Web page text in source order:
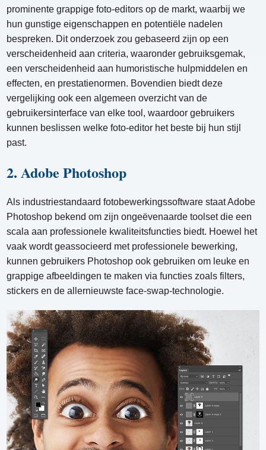
prominente grappige foto-editors op de markt, waarbij we
hun gunstige eigenschappen en potentiële nadelen
bespreken. Dit onderzoek zou gebaseerd zijn op een
verscheidenheid aan criteria, waaronder gebruiksgemak,
een verscheidenheid aan humoristische hulpmiddelen en
effecten, en prestatienormen. Bovendien biedt deze
vergelijking ook een algemeen overzicht van de
gebruikersinterface van elke tool, waardoor gebruikers
kunnen beslissen welke foto-editor het beste bij hun stijl
past.
2. Adobe Photoshop
Als industriestandaard fotobewerkingssoftware staat Adobe
Photoshop bekend om zijn ongeëvenaarde toolset die een
scala aan professionele kwaliteitsfuncties biedt. Hoewel het
vaak wordt geassocieerd met professionele bewerking,
kunnen gebruikers Photoshop ook gebruiken om leuke en
grappige afbeeldingen te maken via functies zoals filters,
stickers en de allernieuwste face-swap-technologie.